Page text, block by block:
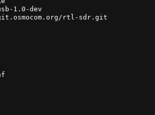
1.0-dev
rtl-sdr.git